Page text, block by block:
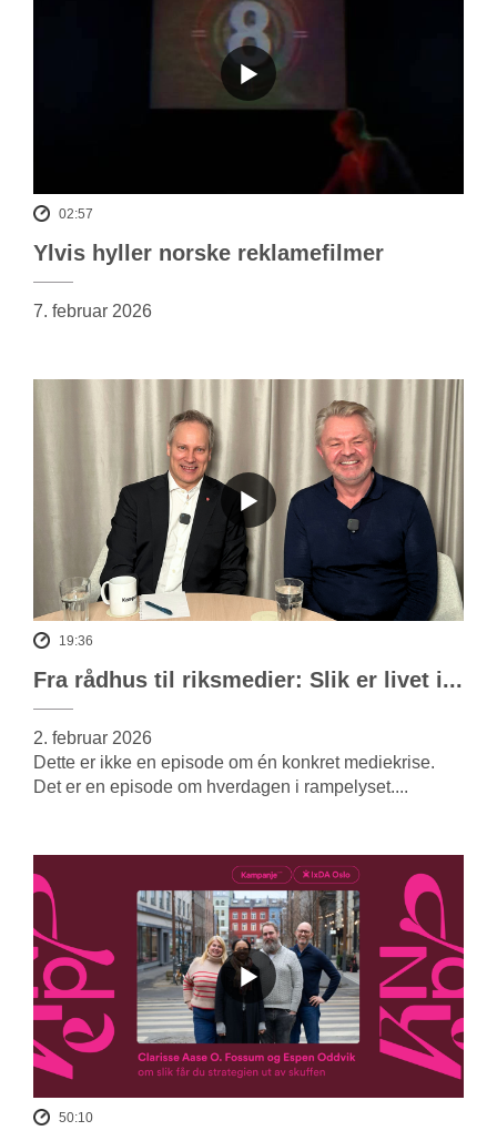
02:57
Ylvis hyller norske reklamefilmer
7. februar 2026
19:36
Fra rådhus til riksmedier: Slik er livet i...
2. februar 2026
Dette er ikke en episode om én konkret mediekrise.
Det er en episode om hverdagen i rampelyset....
50:10